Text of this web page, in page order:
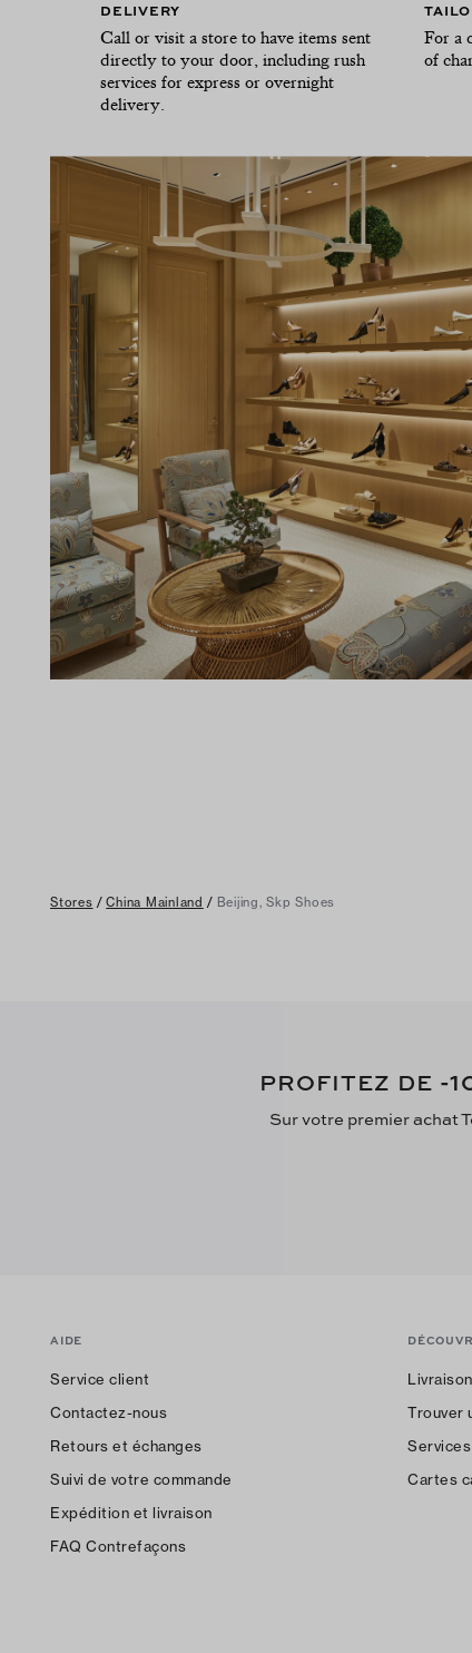
DELIVERY
Call or visit a store to have items sent
directly to your door, including rush
services for express or overnight
delivery.
For a
of
Stores / China Mainland / Beijing, Skp Shoes
PROFITEZ DE -
Sur votre premier achat
AIDE
Service client
Contactez-nous
Retours et échanges
Suivi de votre commande
Expédition et livraison
FAQ Contrefaçons
Trouver
Cartes